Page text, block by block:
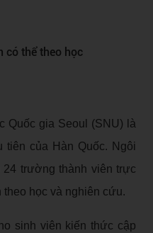
có thể theo học
Quốc gia Seoul (SNU) là
của Hàn Quốc. Ngôi
trường thành viên trực
học và nghiên cứu.
sinh viên kiến thức cập